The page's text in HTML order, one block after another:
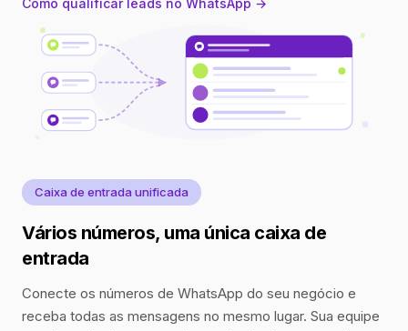
Como qualificar leads no WhatsApp →
Caixa de entrada unificada
Vários números, uma única caixa de
entrada
Conecte os números de WhatsApp do seu negócio e
receba todas as mensagens no mesmo lugar. Sua equipe